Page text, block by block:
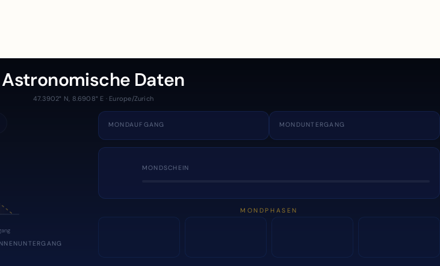
Astronomische Daten
47.3902° N, 8.6908° E · Europe/Zurich
MONDAUFGANG MONDUNTERGANG
MONDSCHEIN
MONDPHASEN